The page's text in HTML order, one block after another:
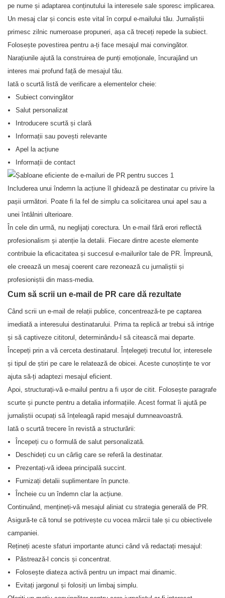
pe nume și adaptarea conținutului la interesele sale sporesc implicarea.
Un mesaj clar și concis este vital în corpul e-mailului tău. Jurnaliștii
primesc zilnic numeroase propuneri, așa că treceți repede la subiect.
Folosește povestirea pentru a-ți face mesajul mai convingător.
Narațiunile ajută la construirea de punți emoționale, încurajând un
interes mai profund față de mesajul tău.
Iată o scurtă listă de verificare a elementelor cheie:
Subiect convingător
Salut personalizat
Introducere scurtă și clară
Informații sau povești relevante
Apel la acțiune
Informații de contact
Includerea unui îndemn la acțiune îl ghidează pe destinatar cu privire la
pașii următori. Poate fi la fel de simplu ca solicitarea unui apel sau a
unei întâlniri ulterioare.
În cele din urmă, nu neglijați corectura. Un e-mail fără erori reflectă
profesionalism și atenție la detalii. Fiecare dintre aceste elemente
contribuie la eficacitatea și succesul e-mailurilor tale de PR. Împreună,
ele creează un mesaj coerent care rezonează cu jurnaliștii și
profesioniștii din mass-media.
Cum să scrii un e-mail de PR care dă rezultate
Când scrii un e-mail de relații publice, concentrează-te pe captarea
imediată a interesului destinatarului. Prima ta replică ar trebui să intrige
și să captiveze cititorul, determinându-l să citească mai departe.
Începeți prin a vă cerceta destinatarul. Înțelegeți trecutul lor, interesele
și tipul de știri pe care le relatează de obicei. Aceste cunoștințe te vor
ajuta să-ți adaptezi mesajul eficient.
Apoi, structurați-vă e-mailul pentru a fi ușor de citit. Folosește paragrafe
scurte și puncte pentru a detalia informațiile. Acest format îi ajută pe
jurnaliștii ocupați să înțeleagă rapid mesajul dumneavoastră.
Iată o scurtă trecere în revistă a structurării:
Începeți cu o formulă de salut personalizată.
Deschideți cu un cârlig care se referă la destinatar.
Prezentați-vă ideea principală succint.
Furnizați detalii suplimentare în puncte.
Încheie cu un îndemn clar la acțiune.
Continuând, mențineți-vă mesajul aliniat cu strategia generală de PR.
Asigură-te că tonul se potrivește cu vocea mărcii tale și cu obiectivele
campaniei.
Rețineți aceste sfaturi importante atunci când vă redactați mesajul:
Păstrează-l concis și concentrat.
Folosește diateza activă pentru un impact mai dinamic.
Evitați jargonul și folosiți un limbaj simplu.